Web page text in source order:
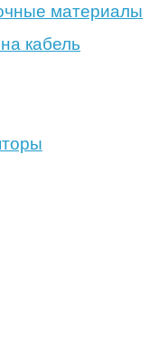
материалы
кабель